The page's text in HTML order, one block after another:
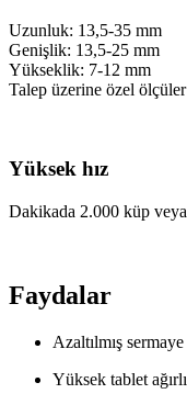
Uzunluk: 13,5-
Genişlik: 13,5-25 mm
Yükseklik: 7-12 mm
Talep üzerine özel ölçüler
Yüksek hız
Dakikada 2.000 küp
Faydalar
Azaltılmış sermaye
Yüksek tablet